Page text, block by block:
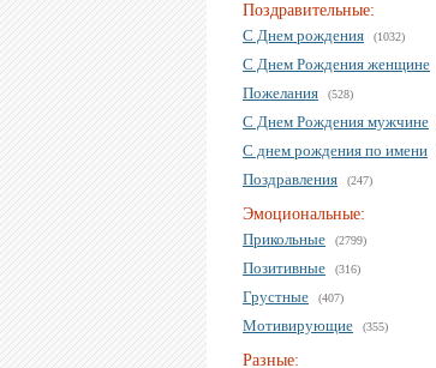
Поздравительные:
С Днем рождения
(1032)
С Днем Рождения женщине
Пожелания (528)
С Днем Рождения мужчине
С днем рождения по имени
Поздравления (247)
Эмоциональные:
Прикольные
(2799)
Позитивные (316)
Грустные (407)
Мотивирующие (355)
Разные: